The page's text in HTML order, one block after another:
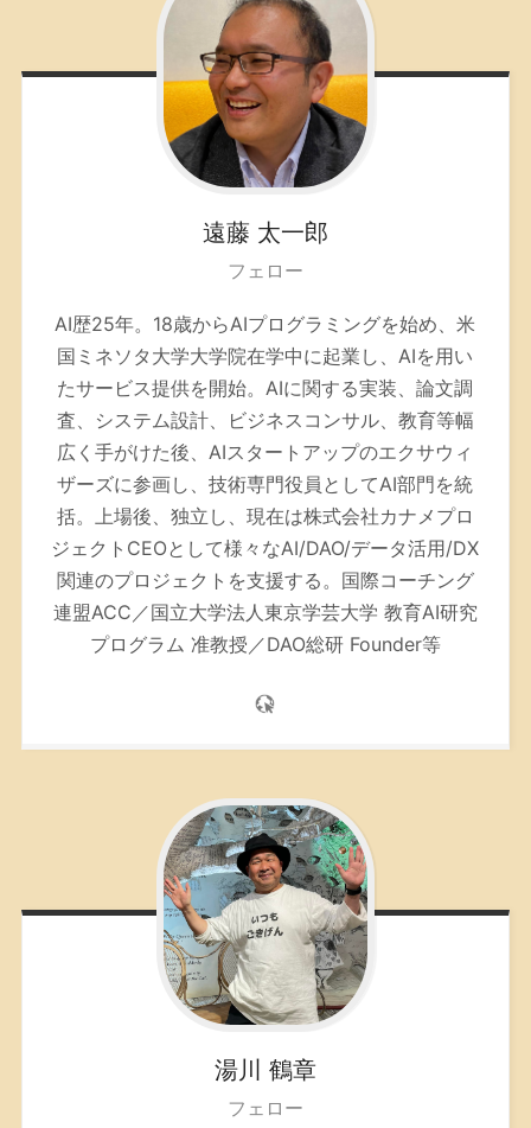
遠藤 太一郎
フェロー
AI歴25年。 18歳からAIプログラミングを始め、米
国ミネソタ大学大学院在学中に起業し、AIを用い
たサービス提供を開始。AIに関する実装、論文調
査、システム設計、ビジネスコンサル、教育等幅
広く手がけた後、AIスタートアップのエクサウィ
ザーズに参画し、技術専門役員としてAI部門を統
括。上場後、独立し、現在は株式会社カナメプロ
ジェクトCEOとして様々なAI/DAO/データ活用/DX
関連のプロジェクトを支援する。 国際コーチング
連盟ACC／国立大学法人東京学芸大学 教育AI研究
プログラム 准教授／DAO総研 Founder等
湯川 鶴章
フェロー